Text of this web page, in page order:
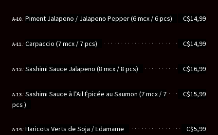
A-10. C$14,99
Piment Jalapeno / Jalapeno Pepper (6 mcx / 6 pcs)
A-11. C$14,99
Carpaccio (7 mcx / 7 pcs)
A-12. C$16,99
Sashimi Sauce Jalapeno (8 mcx / 8 pcs)
A-13. C$15,99
Sashimi Sauce à l’Ail Épicée au Saumon (7 mcx / 7
pcs )
A-14. C$5,99
Haricots Verts de Soja / Edamame